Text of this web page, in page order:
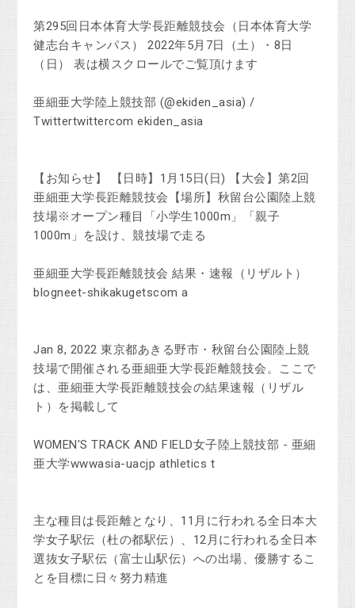
第295回日本体育大学長距離競技会（日本体育大学
健志台キャンパス） 2022年5月7日（土）・8日
（日） 表は横スクロールでご覧頂けます
亜細亜大学陸上競技部 (@ekiden_asia) /
Twittertwittercom ekiden_asia
【お知らせ】 【日時】1月15日(日) 【大会】第2回
亜細亜大学長距離競技会【場所】秋留台公園陸上競
技場※オープン種目「小学生1000m」「親子
1000m」を設け、競技場で走る
亜細亜大学長距離競技会 結果・速報（リザルト）
blogneet-shikakugetscom a
Jan 8, 2022 東京都あきる野市・秋留台公園陸上競
技場で開催される亜細亜大学長距離競技会。ここで
は、亜細亜大学長距離競技会の結果速報（リザル
ト）を掲載して
WOMEN'S TRACK AND FIELD女子陸上競技部 - 亜細
亜大学wwwasia-uacjp athletics t
主な種目は長距離となり、11月に行われる全日本大
学女子駅伝（杜の都駅伝）、12月に行われる全日本
選抜女子駅伝（富士山駅伝）への出場、優勝するこ
とを目標に日々努力精進